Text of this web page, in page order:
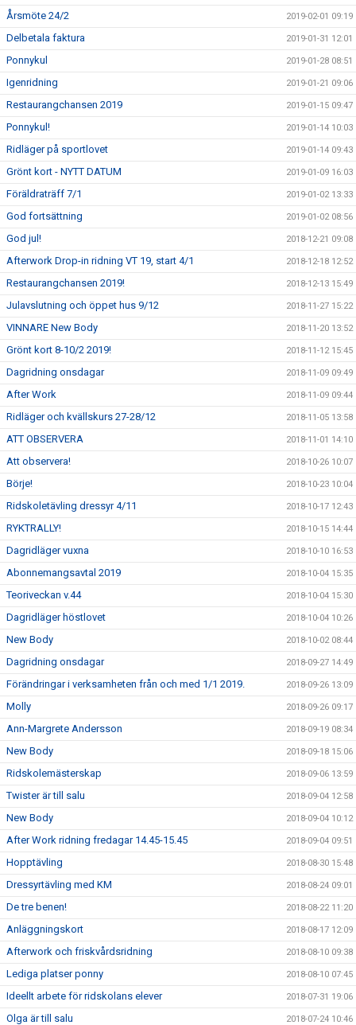
Årsmöte 24/2 2019-02-01 09:19
Delbetala faktura 2019-01-31 12:01
Ponnykul 2019-01-28 08:51
Igenridning 2019-01-21 09:06
Restaurangchansen 2019 2019-01-15 09:47
Ponnykul! 2019-01-14 10:03
Ridläger på sportlovet 2019-01-14 09:43
Grönt kort - NYTT DATUM 2019-01-09 16:03
Föräldraträff 7/1 2019-01-02 13:33
God fortsättning 2019-01-02 08:56
God jul! 2018-12-21 09:08
Afterwork Drop-in ridning VT 19, start 4/1 2018-12-18 12:52
Restaurangchansen 2019! 2018-12-13 15:49
Julavslutning och öppet hus 9/12 2018-11-27 15:22
VINNARE New Body 2018-11-20 13:52
Grönt kort 8-10/2 2019! 2018-11-12 15:45
Dagridning onsdagar 2018-11-09 09:49
After Work 2018-11-09 09:44
Ridläger och kvällskurs 27-28/12 2018-11-05 13:58
ATT OBSERVERA 2018-11-01 14:10
Att observera! 2018-10-26 10:07
Börje! 2018-10-23 10:04
Ridskoletävling dressyr 4/11 2018-10-17 12:43
RYKTRALLY! 2018-10-15 14:44
Dagridläger vuxna 2018-10-10 16:53
Abonnemangsavtal 2019 2018-10-04 15:35
Teoriveckan v.44 2018-10-04 15:30
Dagridläger höstlovet 2018-10-04 10:26
New Body 2018-10-02 08:44
Dagridning onsdagar 2018-09-27 14:49
Förändringar i verksamheten från och med 1/1 2019. 2018-09-26 13:09
Molly 2018-09-26 09:17
Ann-Margrete Andersson 2018-09-19 08:34
New Body 2018-09-18 15:06
Ridskolemästerskap 2018-09-06 13:59
Twister är till salu 2018-09-04 12:58
New Body 2018-09-04 10:12
After Work ridning fredagar 14.45-15.45 2018-09-04 09:51
Hopptävling 2018-08-30 15:48
Dressyrtävling med KM 2018-08-24 09:01
De tre benen! 2018-08-22 11:20
Anläggningskort 2018-08-17 12:09
Afterwork och friskvårdsridning 2018-08-10 09:38
Lediga platser ponny 2018-08-10 07:45
Ideellt arbete för ridskolans elever 2018-07-31 19:06
Olga är till salu 2018-07-24 10:46